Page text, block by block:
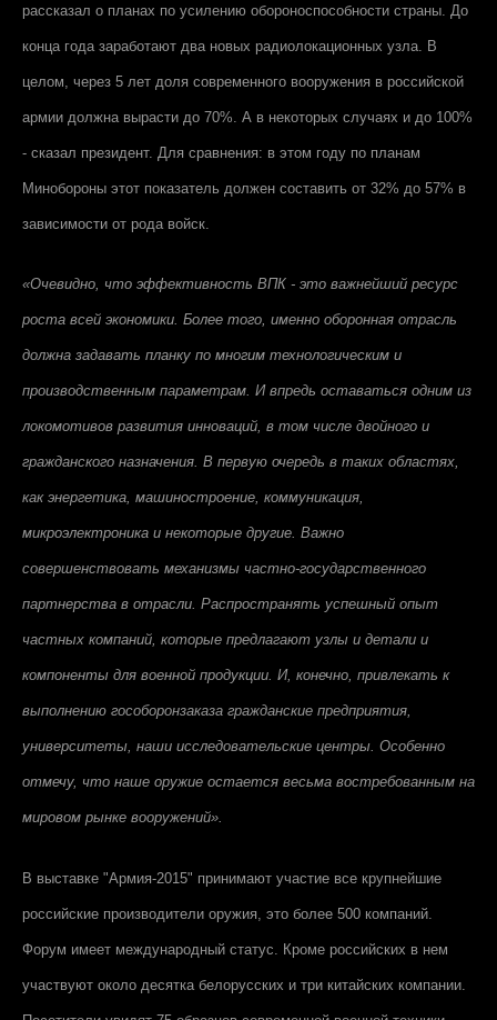
рассказал о планах по усилению обороноспособности страны. До
конца года заработают два новых радиолокационных узла. В
целом, через 5 лет доля современного вооружения в российской
армии должна вырасти до 70%. А в некоторых случаях и до 100%
- сказал президент. Для сравнения: в этом году по планам
Минобороны этот показатель должен составить от 32% до 57% в
зависимости от рода войск.
«Очевидно, что эффективность ВПК - это важнейший ресурс
роста всей экономики. Более того, именно оборонная отрасль
должна задавать планку по многим технологическим и
производственным параметрам. И впредь оставаться одним из
локомотивов развития инноваций, в том числе двойного и
гражданского назначения. В первую очередь в таких областях,
как энергетика, машиностроение, коммуникация,
микроэлектроника и некоторые другие. Важно
совершенствовать механизмы частно-государственного
партнерства в отрасли. Распространять успешный опыт
частных компаний, которые предлагают узлы и детали и
компоненты для военной продукции. И, конечно, привлекать к
выполнению гособоронзаказа гражданские предприятия,
университеты, наши исследовательские центры. Особенно
отмечу, что наше оружие остается весьма востребованным на
мировом рынке вооружений».
В выставке "Армия-2015" принимают участие все крупнейшие
российские производители оружия, это более 500 компаний.
Форум имеет международный статус. Кроме российских в нем
участвуют около десятка белорусских и три китайских компании.